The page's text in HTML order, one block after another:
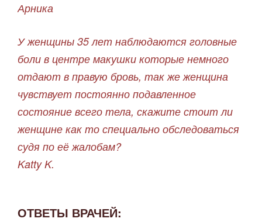
Арника
У женщины 35 лет наблюдаются головные
боли в центре макушки которые немного
отдают в правую бровь, так же женщина
чувствует постоянно подавленное
состояние всего тела, скажите стоит ли
женщине как то специально обследоваться
судя по её жалобам?
Katty K.
ОТВЕТЫ ВРАЧЕЙ: